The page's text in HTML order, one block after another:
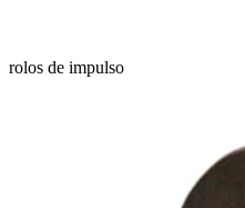
rolos de impulso